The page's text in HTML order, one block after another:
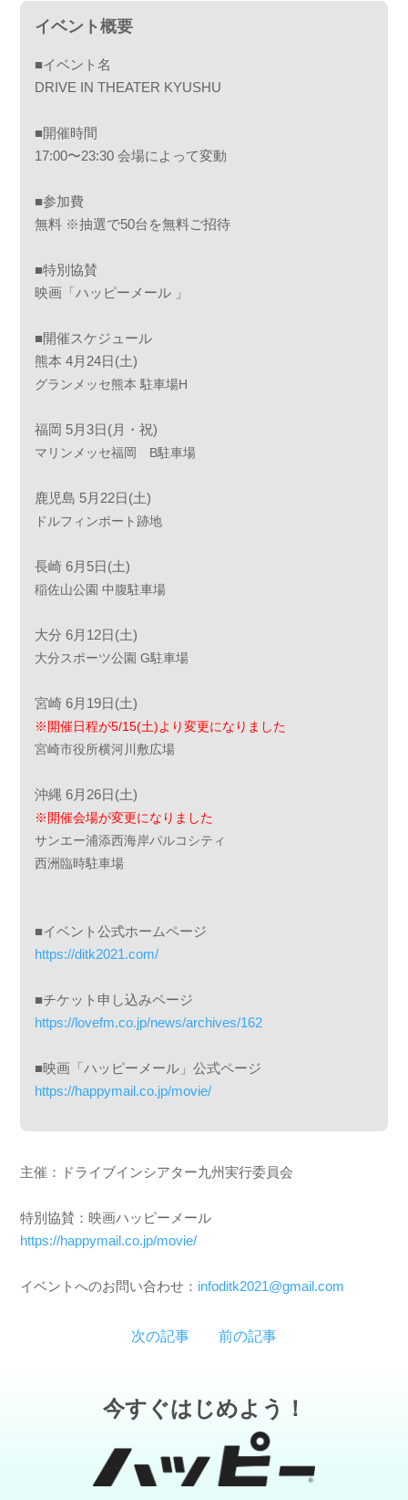
イベント概要
■イベント名
DRIVE IN THEATER KYUSHU
■開催時間
17:00〜23:30 会場によって変動
■参加費
無料 ※抽選で50台を無料ご招待
■特別協賛
映画「ハッピーメール 」
■開催スケジュール
熊本 4月24日(土)
グランメッセ熊本 駐車場H
福岡 5月3日(月・祝)
マリンメッセ福岡 B駐車場
鹿児島 5月22日(土)
ドルフィンポート跡地
長崎 6月5日(土)
稲佐山公園 中腹駐車場
大分 6月12日(土)
大分スポーツ公園 G駐車場
宮崎 6月19日(土)
※開催日程が5/15(土)より変更になりました
宮崎市役所横河川敷広場
沖縄 6月26日(土)
※開催会場が変更になりました
サンエー浦添西海岸パルコシティ
西洲臨時駐車場
■イベント公式ホームページ
https://ditk2021.com/
■チケット申し込みページ
https://lovefm.co.jp/news/archives/162
■映画「ハッピーメール」公式ページ
https://happymail.co.jp/movie/
主催：ドライブインシアター九州実行委員会
特別協賛：映画ハッピーメール
https://happymail.co.jp/movie/
イベントへのお問い合わせ： infoditk2021@gmail.com
次の記事 前の記事
今すぐはじめよう！